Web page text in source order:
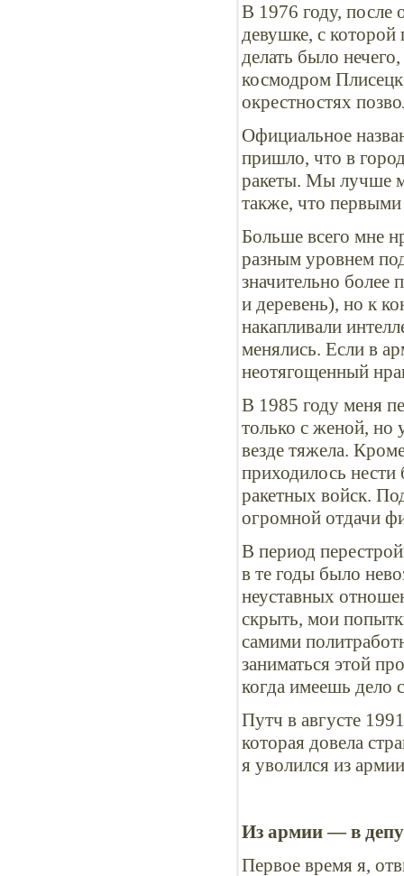
В 1976 году, после
девушке, с которой
делать было
космодром
окрестностях
Официальное
пришло, что в
ракеты. Мы лучше
также, что
Больше всего мне
разным уровнем
значительно
и деревень), но к
накапливали
менялись. Если в
неотягощенный
В 1985 году меня
только с женой, но
везде тяжела.
приходилось
ракетных войск.
огромной отдачи
В период
в те годы было
неуставных
скрыть, мои
самими
заниматься этой
когда имеешь дело
Путч в августе
которая довела
я уволился из
Из армии — в
Первое время я,